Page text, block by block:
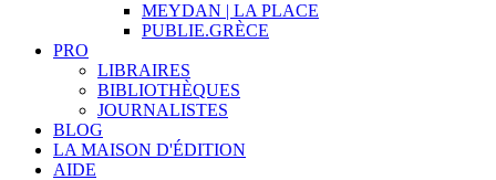
MEYDAN | LA PLACE
PUBLIE.GRÈCE
PRO
LIBRAIRES
BIBLIOTHÈQUES
JOURNALISTES
BLOG
LA MAISON D'ÉDITION
AIDE